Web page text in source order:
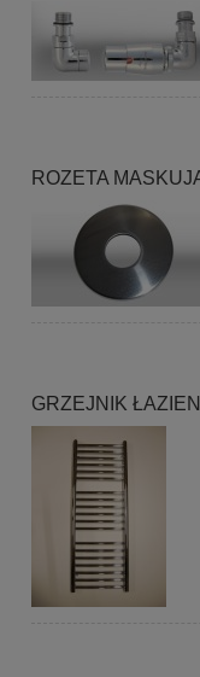
ROZETA
GRZEJNIK